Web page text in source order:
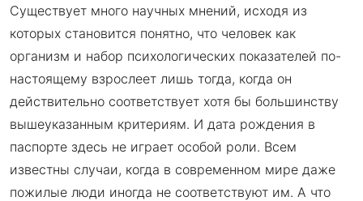
Существует много научных мнений, исходя из
которых становится понятно, что человек как
организм и набор психологических показателей по-
настоящему взрослеет лишь тогда, когда он
действительно соответствует хотя бы большинству
вышеуказанным критериям. И дата рождения в
паспорте здесь не играет особой роли. Всем
известны случаи, когда в современном мире даже
пожилые люди иногда не соответствуют им. А что